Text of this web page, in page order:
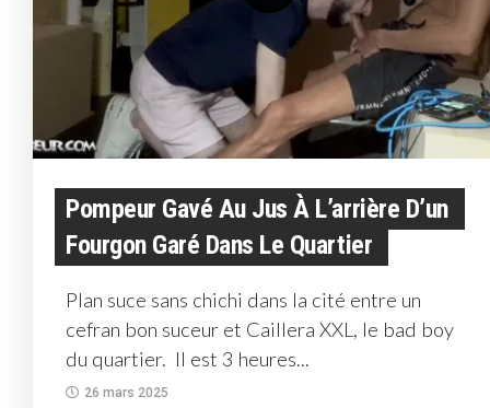
Pompeur Gavé Au Jus À L’arrière D’un
Fourgon Garé Dans Le Quartier
Plan suce sans chichi dans la cité entre un
cefran bon suceur et Caillera XXL, le bad boy
du quartier. Il est 3 heures...
26 mars 2025